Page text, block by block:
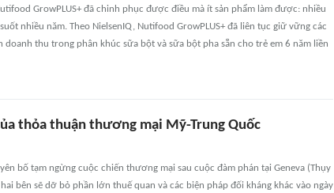
GrowPLUS+ đã chinh phục được điều mà ít sản phẩm làm được: nhiều
nhiều năm. Theo NielsenIQ, Nutifood GrowPLUS+ đã liên tục giữ vững các
doanh thu trong phân khúc sữa bột và sữa bột pha sẵn cho trẻ em 6 năm liền
thỏa thuận thương mại Mỹ-Trung Quốc
bố tạm ngừng cuộc chiến thương mại sau cuộc đàm phán tại Geneva (Thụy
bên sẽ dỡ bỏ phần lớn thuế quan và các biện pháp đối kháng khác vào ngày